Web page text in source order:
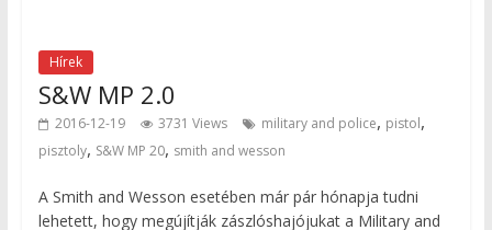
Hírek
S&W MP 2.0
2016-12-19 3731 Views military and police, pistol,
pisztoly, S&W MP 20, smith and wesson
A Smith and Wesson esetében már pár hónapja tudni
lehetett, hogy megújítják zászlóshajójukat a Military and